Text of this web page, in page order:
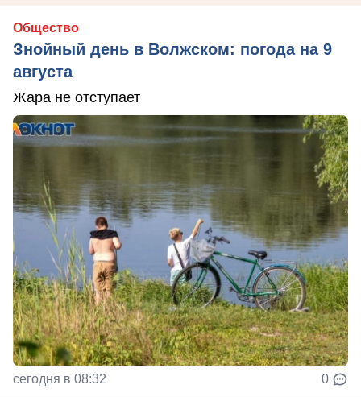
Общество
Знойный день в Волжском: погода на 9
августа
Жара не отступает
сегодня в 08:32 0